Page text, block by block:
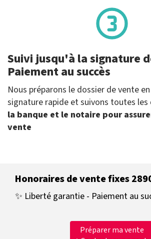
Suivi jusqu'à la signature
Paiement au succès
Nous préparons le dossier de vente
signature rapide et suivons toutes les
la banque et le notaire pour
vente
Honoraires de vente fixes
✨ Liberté garantie - Paiement au
Préparer ma vente